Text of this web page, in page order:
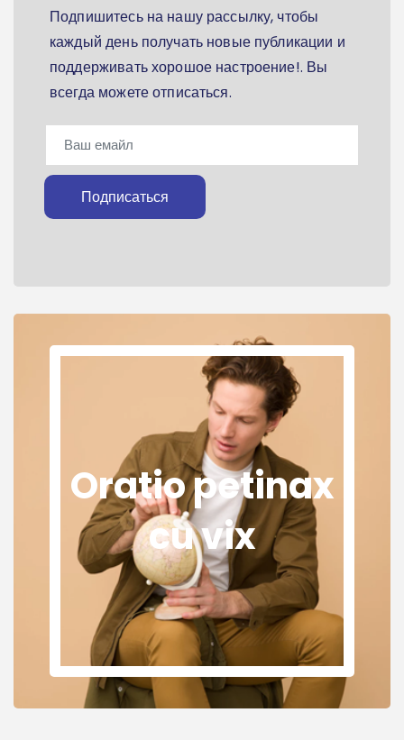
Подпишитесь на нашу рассылку, чтобы
каждый день получать новые публикации и
поддерживать хорошое настроение!. Вы
всегда можете отписаться.
Подписаться
Oratio petinax
cu vix